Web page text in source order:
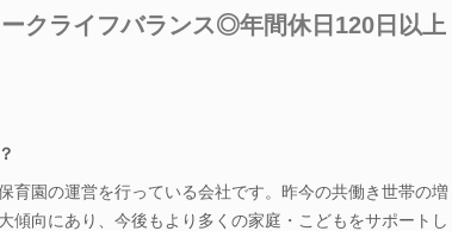
クライフバランス◎年間休日120日以上
育園の運営を行っている会社です。昨今の共働き世帯の増
傾向にあり、今後もより多くの家庭・こどもをサポートし